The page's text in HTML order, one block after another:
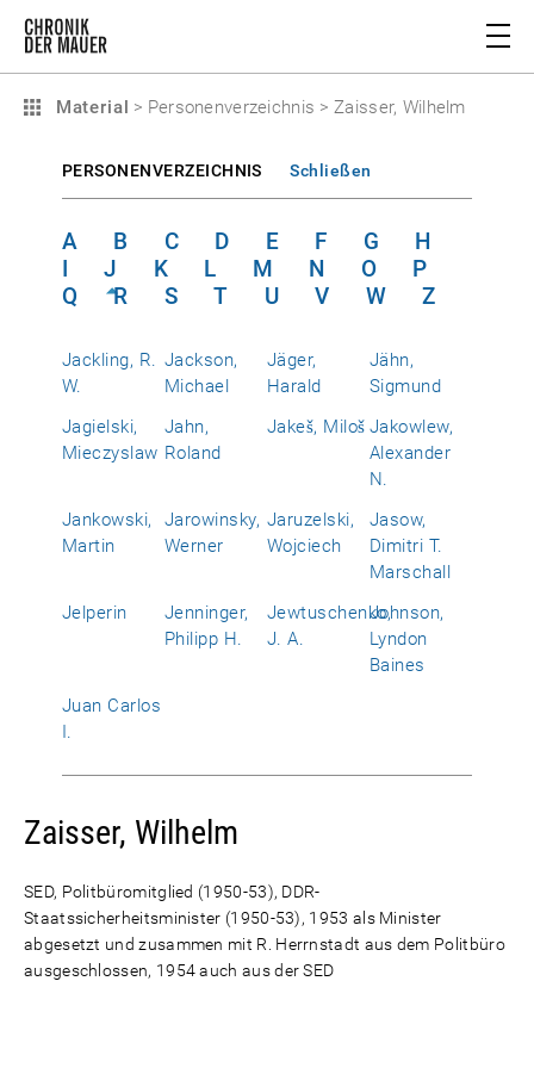
Material > Personenverzeichnis > Zaisser, Wilhelm
PERSONENVERZEICHNIS Schließen
A B C D E F G
H
I
J K L M N O
P
Q
R S T U V W Z
Jackling, R.
W.
Jackson,
Michael
Jäger,
Harald
Jähn,
Sigmund
Jagielski,
Mieczyslaw
Jahn,
Roland
Jakeš, Miloš Jakowlew,
Alexander
N.
Jankowski,
Martin
Jarowinsky,
Werner
Jaruzelski,
Wojciech
Jasow,
Dimitri T.
Marschall
Jelperin
Jenninger,
Philipp H.
Jewtuschenko,
J. A.
Johnson,
Lyndon
Baines
Juan Carlos
I.
Zaisser, Wilhelm
SED, Politbüromitglied (1950-53), DDR-
Staatssicherheitsminister (1950-53), 1953 als Minister
abgesetzt und zusammen mit R. Herrnstadt aus dem Politbüro
ausgeschlossen, 1954 auch aus der SED